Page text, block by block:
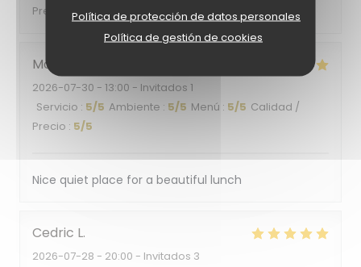
Política de protección de datos personales
Política de gestión de cookies
Precio
5/5
Monica
2026-07-30 - 13:00 - Invitados 1
Servicio : 5/5 Ambiente : 5/5 Menú : 5/5 Calidad /
Precio : 5/5
Nice quiet place for a beautiful lunch
Cedric L
2026-07-28 - 20:00 - Invitados 3